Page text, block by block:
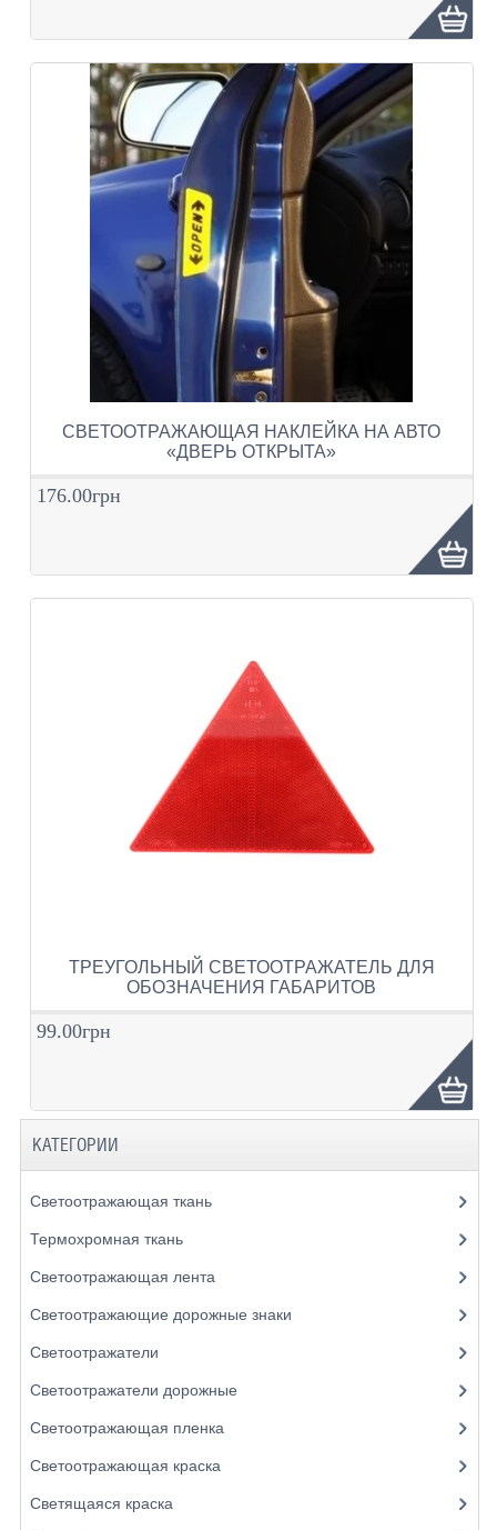
СВЕТООТРАЖАЮЩАЯ НАКЛЕЙКА НА АВТО
«ДВЕРЬ ОТКРЫТА»
176.00грн
ТРЕУГОЛЬНЫЙ СВЕТООТРАЖАТЕЛЬ ДЛЯ
ОБОЗНАЧЕНИЯ ГАБАРИТОВ
99.00грн
КАТЕГОРИИ
Светоотражающая ткань
Термохромная ткань
Светоотражающая лента
Светоотражающие дорожные знаки
Светоотражатели
Светоотражатели дорожные
Светоотражающая пленка
Светоотражающая краска
Светящаяся краска